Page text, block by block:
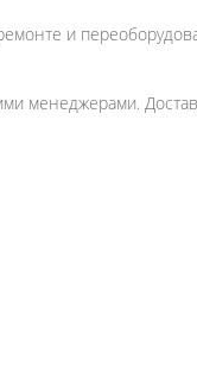
и
менеджерами.